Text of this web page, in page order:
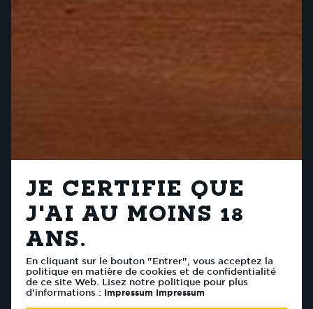
JE CERTIFIE QUE
J'AI AU MOINS 18
ANS.
En cliquant sur le bouton "Entrer", vous acceptez la
politique en matière de cookies et de confidentialité
de ce site Web. Lisez notre politique pour plus
d'informations : Impressum Impressum